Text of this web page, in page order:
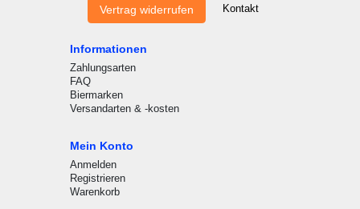
Vertrag widerrufen Kontakt
Informationen
Zahlungsarten
FAQ
Biermarken
Versandarten & -kosten
Mein Konto
Anmelden
Registrieren
Warenkorb